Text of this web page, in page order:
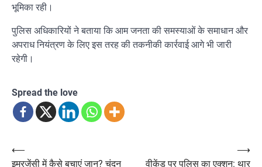
भूमिका रही।
पुलिस अधिकारियों ने बताया कि आम जनता की समस्याओं के समाधान और
अपराध नियंत्रण के लिए इस तरह की तकनीकी कार्रवाई आगे भी जारी
रहेगी।
Spread the love
Post
⟵
इमरजेंसी में कैसे बचाएं जान? चंदन
वीकेंड पर पुलिस का एक्शन: थार
⟶